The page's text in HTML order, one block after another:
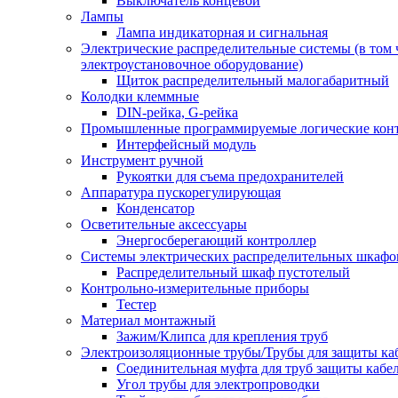
Лампы
Лампа индикаторная и сигнальная
Электрические распределительные системы (в том
электроустановочное оборудование)
Щиток распределительный малогабаритный
Колодки клеммные
DIN-рейка, G-рейка
Промышленные программируемые логические
Интерфейсный модуль
Инструмент ручной
Рукоятки для съема предохранителей
Аппаратура пускорегулирующая
Конденсатор
Осветительные аксессуары
Энергосберегающий контроллер
Системы электрических распределительных
Распределительный шкаф пустотелый
Контрольно-измерительные приборы
Тестер
Материал монтажный
Зажим/Клипса для крепления труб
Электроизоляционные трубы/Трубы для защиты
Соединительная муфта для труб защиты
Угол трубы для электропроводки